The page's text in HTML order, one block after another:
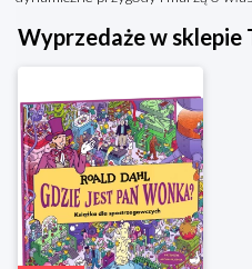
Wyprzedaże w sklepie